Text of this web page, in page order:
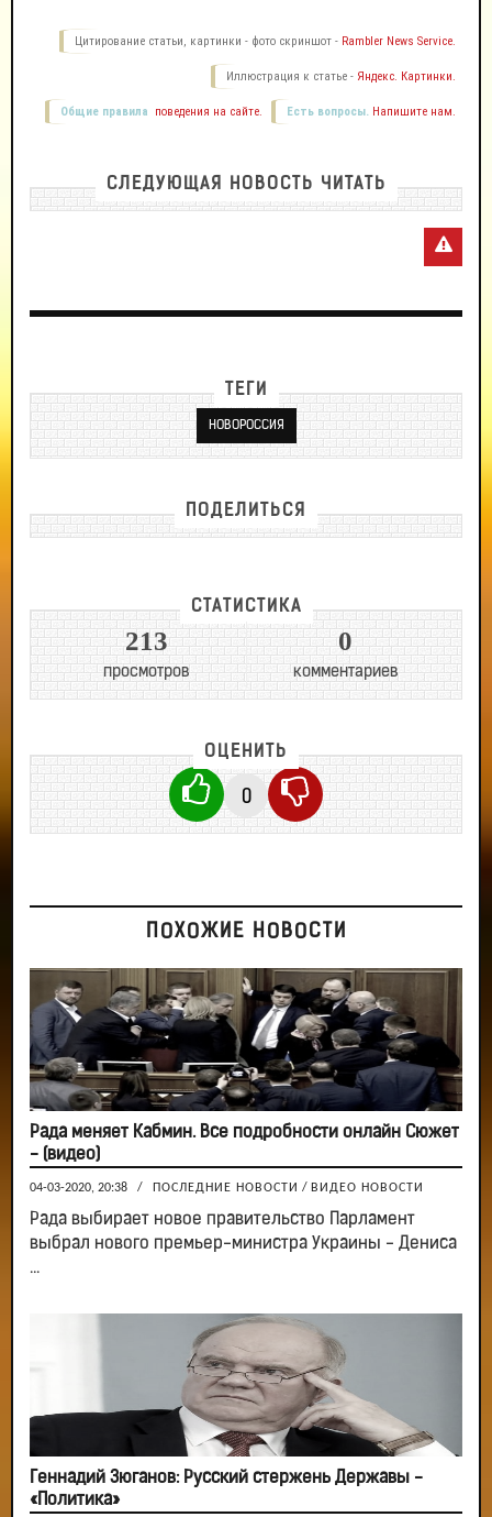
Цитирование статьи, картинки - фото скриншот - Rambler News Service.
Иллюстрация к статье - Яндекс. Картинки.
Есть вопросы. Напишите нам.
Общие правила поведения на сайте.
СЛЕДУЮЩАЯ НОВОСТЬ ЧИТАТЬ
ТЕГИ
НОВОРОССИЯ
ПОДЕЛИТЬСЯ
СТАТИСТИКА
213
просмотров
0
комментариев
ОЦЕНИТЬ
0
ПОХОЖИЕ НОВОСТИ
Рада меняет Кабмин. Все подробности онлайн Сюжет
- (видео)
04-03-2020, 20:38 / ПОСЛЕДНИЕ НОВОСТИ / ВИДЕО НОВОСТИ
Рада выбирает новое правительство Парламент
выбрал нового премьер-министра Украины - Дениса
...
Геннадий Зюганов: Русский стержень Державы -
«Политика»